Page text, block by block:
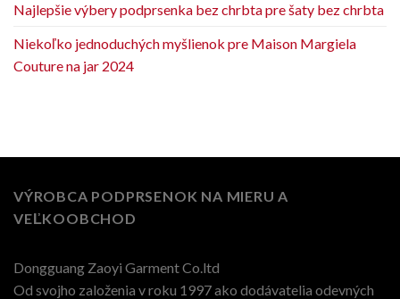
Najlepšie výbery podprsenka bez chrbta pre šaty bez chrbta
Niekoľko jednoduchých myšlienok pre Maison Margiela
Couture na jar 2024
VÝROBCA PODPRSENOK NA MIERU A
VEĽKOOBCHOD
Dongguang Zaoyi Garment Co.ltd
Od svojho založenia v roku 1997 ako dodávatelia odevných